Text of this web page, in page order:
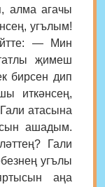
алма агачы
угълым!
— Мин
җимеш
бирсен дип
иткәнсең,
атасына
ашадым.
Гали
угълы
аңа